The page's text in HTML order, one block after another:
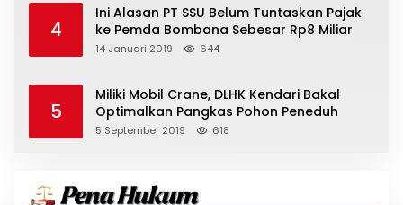
4
Ini Alasan PT SSU Belum Tuntaskan Pajak
ke Pemda Bombana Sebesar Rp8 Miliar
14 Januari 2019 644
5
Miliki Mobil Crane, DLHK Kendari Bakal
Optimalkan Pangkas Pohon Peneduh
5 September 2019 618